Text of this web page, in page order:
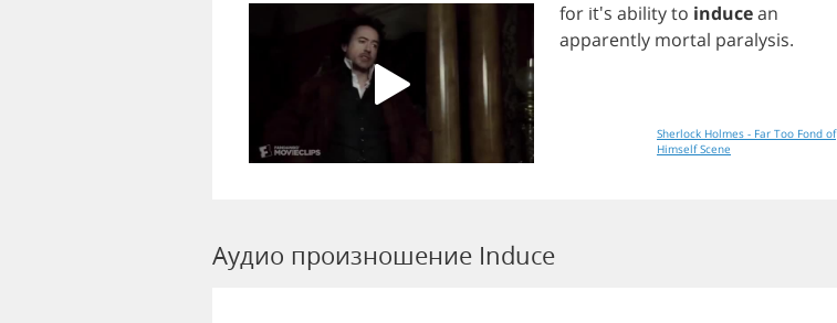
for it's abilityto inducean
apparently mortal paralysis.
Sherlock Holmes - Far Too Fond of
Himself Scene
Аудио произношение Induce